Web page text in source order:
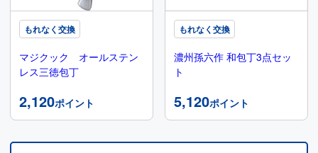
もれなく交換
マジクック オールステン
レス三徳包丁
2,120ポイント
もれなく交換
濃州孫六作 和包丁3点セッ
ト
5,120ポイント